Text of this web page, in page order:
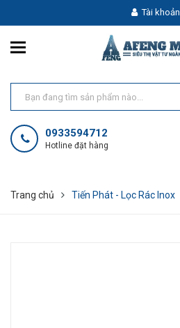
Tài khoản
0933594712
Hotline đặt hàng
Trang chủ Tiến Phát - Lọc Rác Inox